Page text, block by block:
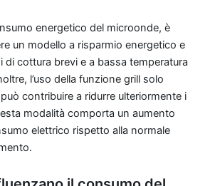
energetico del microonde, è
un modello a risparmio energetico e
di cottura brevi e a bassa temperatura
l’uso della funzione grill solo
contribuire a ridurre ulteriormente i
modalità comporta un aumento
elettrico rispetto alla normale